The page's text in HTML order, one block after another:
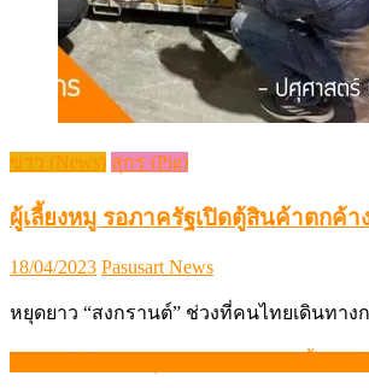
ข่าว (News) สุกร (Pig)
ผู้เลี้ยงหมู รอภาครัฐเปิดตู้สินค้าตกค้า
Posted
18/04/2023 Author
Pasusart News
หยุดยาว “สงกรานต์” ช่วงที่คนไทยเดินทาง
แนะแนว